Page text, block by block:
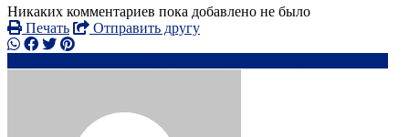
Никаких комментариев пока добавлено не было
Печать
Отправить другу